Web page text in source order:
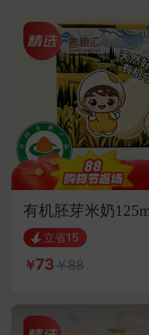
有机胚芽米奶
蛋奶敏宝
立省15
73 88